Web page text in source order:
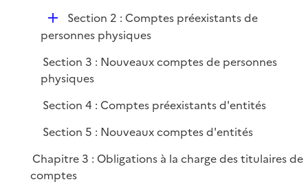
D
é
l
i
e
Section 2 : Comptes préexistants de
personnes physiques
Section 3 : Nouveaux comptes de personnes
physiques
Section 4 : Comptes préexistants d'entités
Section 5 : Nouveaux comptes d'entités
Chapitre 3 : Obligations à la charge des titulaires de
comptes